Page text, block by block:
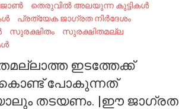
തെരുവിൽ അലയുന്ന കുട്ടികൾ
പ്രത്യേക ജാഗ്രത നിർദേശം
സുരക്ഷിതം
സുരക്ഷിതമല്ല
ഇടത്തേക്ക്
കൊണ്ട്‌ പോകുന്നത്
തടയണം. |ഈ ജാഗ്രത